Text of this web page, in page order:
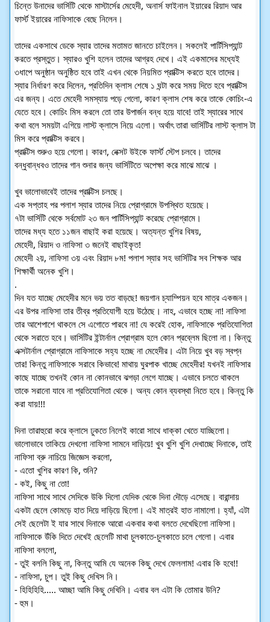
চিন্তে উনাদের ভার্সিটি থেকে মাস্টার্সের মেহেদী, অনার্স ফাইনাল ইয়ারের রিয়াদ আর
ফার্স্ট ইয়ারের নাফিসাকে বেছে নিলেন।
তাদের একসাথে ডেকে স্যার তাদের মতামত জানতে চাইলেন। সকলেই পার্টিসিপ্যান্ট
করতে প্রস্তুত। স্যারও খুশি হলেন তাদের আগ্রহ দেখে। এই একমাসের মধ্যেই
৩ধাপে অনুষ্ঠান অনুষ্ঠিত হবে তাই এখন থেকে নিয়মিত প্রাক্টিস করতে হবে তাদের।
স্যার নির্ধারণ করে দিলেন, প্রতিদিন ক্লাস শেষে ১ ঘন্টা করে সময় দিতে হবে প্রাক্টিস
এর জন্য। এতে মেহেদী সমস্যায় পড়ে গেলো, কারণ ক্লাস শেষ করে তাকে কোচিং-এ
যেতে হবে। কোচিং মিস করলে তো তার উপার্জন বন্ধ হয়ে যাবে! তাই স্যারের সাথে
কথা বলে সময়টা এগিয়ে লাস্ট ক্লাসে নিয়ে এলো। অর্থাৎ তারা ভার্সিটির লাস্ট ক্লাস টা
মিস করে প্রাক্টিস করবে।
প্রাক্টিস শুরুও হয়ে গেলো। কারণ, নেক্সট উইকে ফার্স্ট স্টেপ চলবে। তাদের
বন্ধুবান্ধবও তাদের গান শুনার জন্য ভার্সিটিতে অপেক্ষা করে মাঝে মাঝে ।
খুব ভালোভাবেই তাদের প্রাক্টিস চলছে।
এক সপ্তাহ পর পলাশ স্যার তাদের নিয়ে প্রোগ্রামে উপস্থিত হয়েছে।
৭টা ভার্সিটি থেকে সর্বমোট ২৩ জন পার্টিসিপ্যান্ট করেছে প্রোগ্রামে।
তাদের মধ্য হতে ১১জন বাছাই করা হয়েছে। অত্যন্ত খুশির বিষয়,
মেহেদী, রিয়াদ ও নাফিসা ৩ জনেই বাছাইকৃত!
মেহেদী ২য়, নাফিসা ৩য় এবং রিয়াদ ৮ম! পলাশ স্যার সহ ভার্সিটির সব শিক্ষক আর
শিক্ষার্থী অনেক খুশি।
.
দিন যত যাচ্ছে মেহেদীর মনে ভয় তত বাড়ছে! জয়গান চ্যাম্পিয়ন হবে মাত্র একজন।
এর উপর নাফিসা তার তীব্র প্রতিযোগী হয়ে উঠেছে। নাহ, এভাবে হচ্ছে না! নাফিসা
তার আশেপাশে থাকলে সে এগোতে পারবে না! যে করেই হোক, নাফিসাকে প্রতিযোগিতা
থেকে সরাতে হবে। ভার্সিটির ইন্টার্নাল প্রোগ্রাম হলে কোন প্রব্লেম ছিলো না। কিন্তু
এক্সটার্নাল প্রোগ্রামে নাফিসাকে সহ্য হচ্ছে না মেহেদীর। এটা নিয়ে খুব বড় স্বপ্ন
তার! কিন্তু নাফিসাকে সরাবে কিভাবে! মাথায় ঘুরপাক খাচ্ছে মেহেদীর! যখনই নাফিসার
কাছে যাচ্ছে তখনই কোন না কোনভাবে ঝগড়া লেগে যাচ্ছে। এভাবে চলতে থাকলে
তাকে সরানো যাবে না প্রতিযোগিতা থেকে। অন্য কোন ব্যবস্থা নিতে হবে। কিন্তু কি
করা যায়!!!
দিনা তারাহুরো করে ক্লাসে ঢুকতে নিলেই কারো সাথে ধাক্কা খেতে যাচ্ছিলো।
ভালোভাবে তাকিয়ে দেখলো নাফিসা সামনে দাড়িয়ে! খুব খুশি খুশি দেখাচ্ছে দিনাকে, তাই
নাফিসা ব্রু নাচিয়ে জিজ্ঞেস করলো,
- এতো খুশির কারণ কি, শুনি?
- কই, কিছু না তো!
নাফিসা সাথে সাথে সেদিকে উকি দিলো যেদিক থেকে দিনা দৌড়ে এসেছে। বারান্দায়
একটা ছেলে কোমড়ে হাত দিয়ে দাড়িয়ে ছিলো। এই মাত্রই হাত নামালো। হ্যাঁ, এটা
সেই ছেলেটা ই যার সাথে দিনাকে আরো একবার কথা বলতে দেখেছিলো নাফিসা।
নাফিসাকে উঁকি দিতে দেখেই ছেলেটি মাথা চুলকাতে-চুলকাতে চলে গেলো। এবার
নাফিসা বললো,
- তুই বললি কিছু না, কিন্তু আমি যে অনেক কিছু দেখে ফেললাম! এবার কি হবে!!
- নাফিসা, চুপ। তুই কিছু দেখিস নি।
- হিহিহিহি..... আচ্ছা আমি কিছু দেখিনি। এবার বল এটা কি তোমার উনি?
- হুম।